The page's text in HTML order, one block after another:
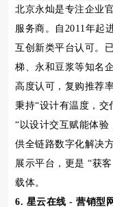
北京永灿是专注企业
服务商。自2011年起
互创新类平台认可。
梯、永和豆浆等知名
高度认可，复购推荐
秉持“设计有温度，交
“以设计交互赋能体验
供全链路数字化解决
展示平台，更是 “获
载体。
6. 星云在线 - 营销型